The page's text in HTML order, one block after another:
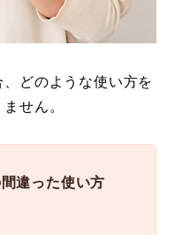
どのような使い方を
せん。
違った使い方